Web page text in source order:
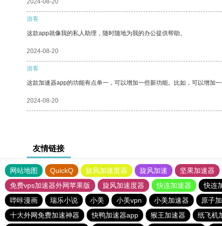
2024-08-20
游客
这款app就像我的私人助理，随时随地为我的办公提供帮助。
2024-08-20
游客
这款加速器app的功能有点单一，可以增加一些新功能。比如，可以增加
2024-08-20
友情链接
网站地图 QuickQ 旋风加速度器 旋风加速
坚果加速器
免费vps加速器外网苹果版
旋风加速度器 快连加速器
快连
哔咔漫画
瑞乐小说 小美 小美vpn 小美加速器
原子
十大外网免费加速神器
快鸭加速器app 猴王加速器
纸飞机